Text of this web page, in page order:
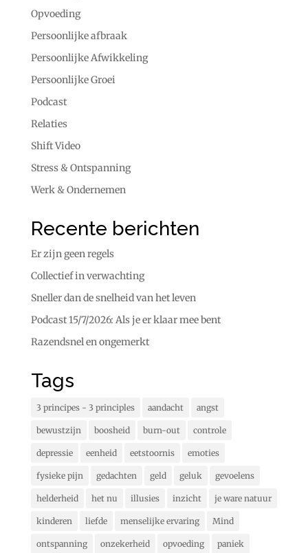
Opvoeding
Persoonlijke afbraak
Persoonlijke Afwikkeling
Persoonlijke Groei
Podcast
Relaties
Shift Video
Stress & Ontspanning
Werk & Ondernemen
Recente berichten
Er zijn geen regels
Collectief in verwachting
Sneller dan de snelheid van het leven
Podcast 15/7/2026: Als je er klaar mee bent
Razendsnel en ongemerkt
Tags
3 principes - 3 principles aandacht angst
bewustzijn boosheid burn-out controle
depressie eenheid eetstoornis emoties
fysieke pijn gedachten geld geluk gevoelens
helderheid het nu illusies inzicht je ware natuur
kinderen liefde menselijke ervaring Mind
ontspanning onzekerheid opvoeding paniek